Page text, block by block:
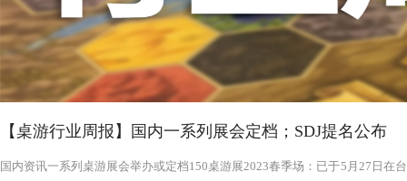
【桌游行业周报】国内一系列展会定档；SDJ提名公布
国内资讯一系列桌游展会举办或定档150桌游展2023春季场：已于5月27日在